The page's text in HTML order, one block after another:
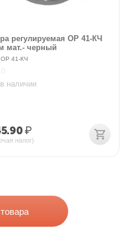
регулируемая ОР 41-КЧ
мат.- черный
ОР 41-КЧ
наличии
₽
налог)